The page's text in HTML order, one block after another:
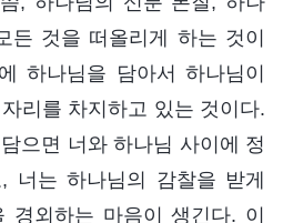
든 것을 떠올리게 하는 것이
하나님을 담아서 하나님이
리를 차지하고 있는 것이다.
으면 너와 하나님 사이에 정
너는 하나님의 감찰을 받게
경외하는 마음이 생긴다. 이